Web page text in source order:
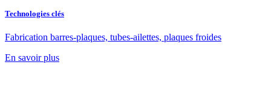
Technologies clés
Fabrication barres-plaques, tubes-ailettes, plaques froides
En savoir plus